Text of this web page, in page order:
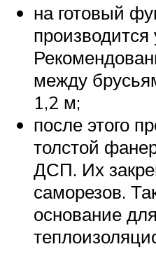
на готовый
производится
между
1,2 м;
после этого
толстой
ДСП. Их
саморезов.
основание